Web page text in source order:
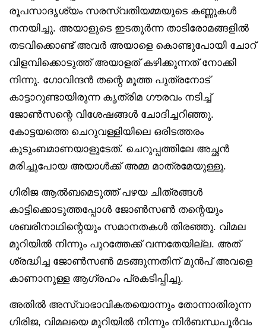
രൂപസാദൃശ്യം സരസ്വതിയമ്മയുടെ കണ്ണുകൾ
നനയിച്ചു. അയാളുടെ ഇടതൂർന്ന താടിരോമങ്ങളിൽ
തടവിക്കൊണ്ട് അവർ അയാളെ കൊണ്ടുപോയി ചോറ്
വിളമ്പിക്കൊടുത്ത് അയാളത് കഴിക്കുന്നത് നോക്കി
നിന്നു. ഗോവിന്ദൻ തന്റെ മൂത്ത പുത്രനോട്
കാട്ടാറുണ്ടായിരുന്ന കൃത്രിമ ഗൗരവം നടിച്ച്
ജോൺസന്റെ വിശേഷങ്ങൾ ചോദിച്ചറിഞ്ഞു.
കോട്ടയത്തെ ചെറുവള്ളിയിലെ ഒരിടത്തരം
കുടുംബമാണയാളുടേത്. ചെറുപ്പത്തിലേ അച്ഛൻ
മരിച്ചുപോയ അയാൾക്ക് അമ്മ മാത്രമേയുള്ളൂ.
ഗിരിജ ആൽബമെടുത്ത് പഴയ ചിത്രങ്ങൾ
കാട്ടിക്കൊടുത്തപ്പോൾ ജോൺസൺ തന്റെയും
ശബരിനാഥിന്റെയും സമാനതകൾ തിരഞ്ഞു. വിമല
മുറിയിൽ നിന്നും പുറത്തേക്ക് വന്നതേയില്ല. അത്
ശ്രദ്ധിച്ച ജോൺസൺ മടങ്ങുന്നതിന് മുൻപ് അവളെ
കാണാനുള്ള ആഗ്രഹം പ്രകടിപ്പിച്ചു.
അതിൽ അസ്വാഭാവികതയൊന്നും തോന്നാതിരുന്ന
ഗിരിജ, വിമലയെ മുറിയിൽ നിന്നും നിർബന്ധപൂർവം